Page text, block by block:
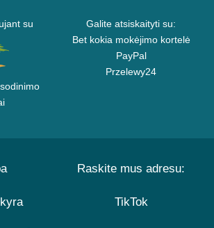
su
Galite atsiskaityti su:
Bet kokia mokėjimo kortelė
PayPal
Przelewy24
Raskite mus adresu:
TikTok